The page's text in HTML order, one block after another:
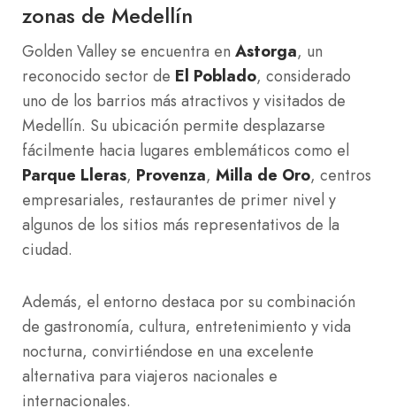
zonas de Medellín
Golden Valley se encuentra en Astorga, un
reconocido sector de El Poblado, considerado
uno de los barrios más atractivos y visitados de
Medellín. Su ubicación permite desplazarse
fácilmente hacia lugares emblemáticos como el
Parque Lleras, Provenza, Milla de Oro, centros
empresariales, restaurantes de primer nivel y
algunos de los sitios más representativos de la
ciudad.
Además, el entorno destaca por su combinación
de gastronomía, cultura, entretenimiento y vida
nocturna, convirtiéndose en una excelente
alternativa para viajeros nacionales e
internacionales.